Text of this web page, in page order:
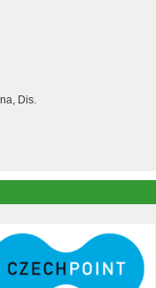
Dis.